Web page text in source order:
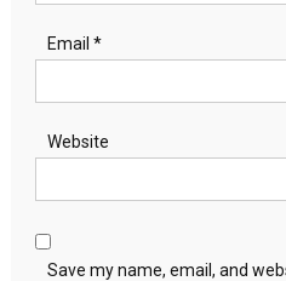
Email *
Website
Save my name, email, and